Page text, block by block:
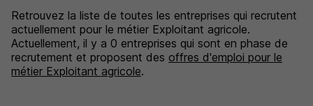
Retrouvez la liste de toutes les entreprises qui recrutent
actuellement pour le métier Exploitant agricole.
Actuellement, il y a 0 entreprises qui sont en phase de
recrutement et proposent des offres d'emploi pour le
métier Exploitant agricole.